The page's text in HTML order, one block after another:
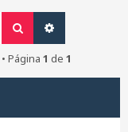
Buscar
Página 1 de 1